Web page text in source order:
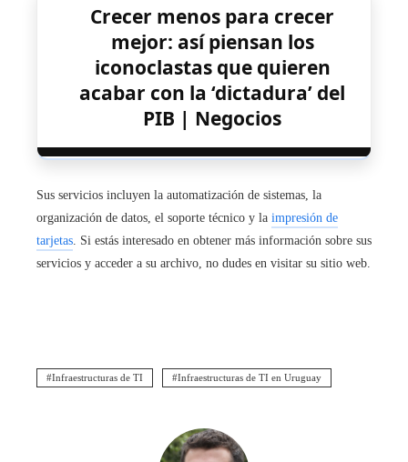
Crecer menos para crecer
mejor: así piensan los
iconoclastas que quieren
acabar con la ‘dictadura’ del
PIB | Negocios
Sus servicios incluyen la automatización de sistemas, la
organización de datos, el soporte técnico y la impresión de
tarjetas. Si estás interesado en obtener más información sobre sus
servicios y acceder a su archivo, no dudes en visitar su sitio web.
Infraestructuras de TI Infraestructuras de TI en Uruguay